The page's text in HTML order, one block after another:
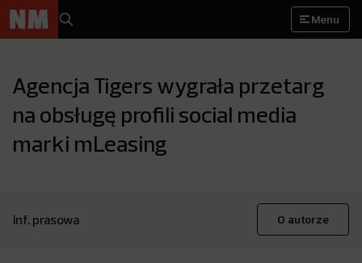
Menu
Agencja Tigers wygrała przetarg
na obsługę profili social media
marki mLeasing
inf. prasowa O autorze